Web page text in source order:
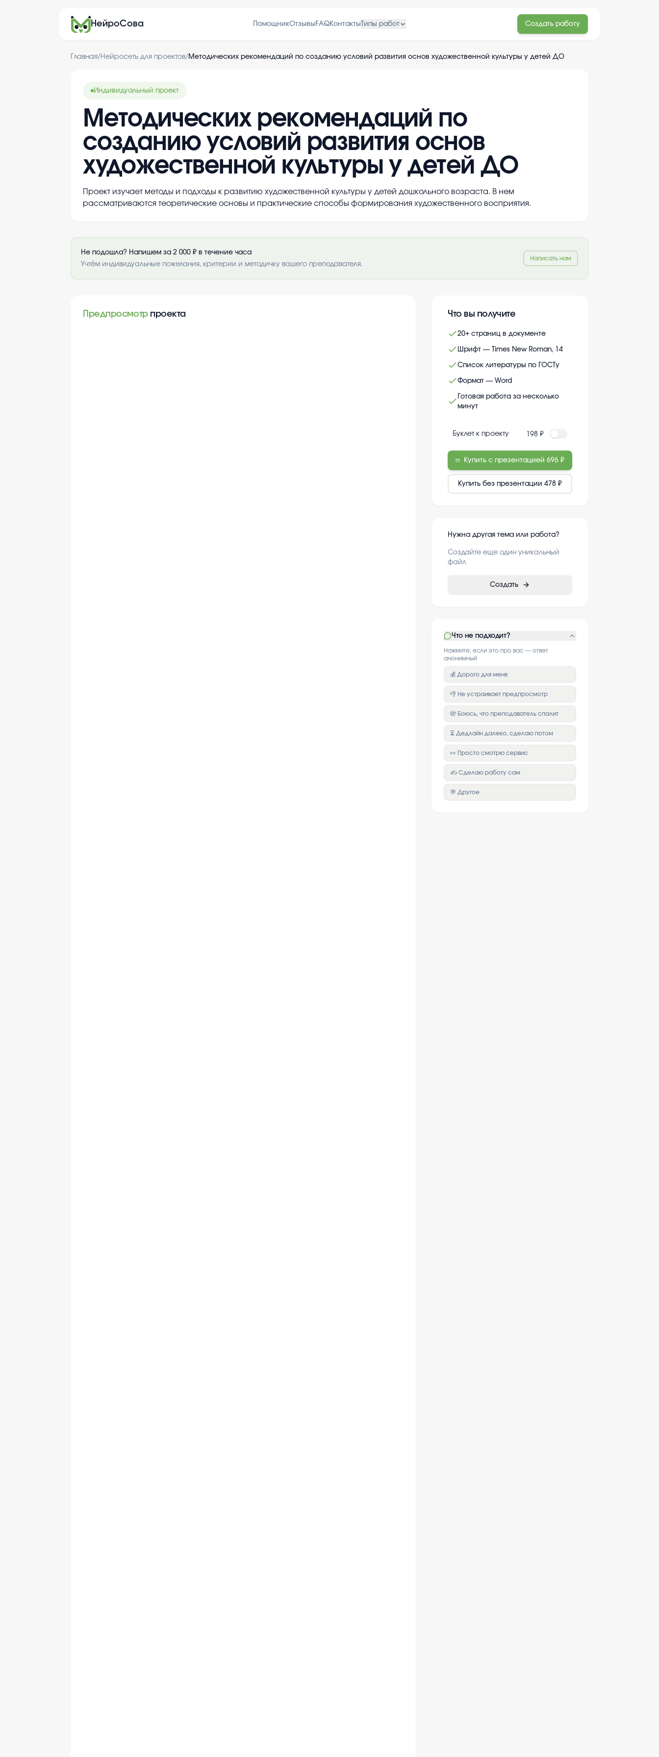
НейроСова ПомощникОтзывы FAQКонтакты Типы работ Создать работу
Главная/ Нейросеть для проектов/ Методических рекомендаций по созданию условий развития основ художественной культуры у детей ДО
Индивидуальный проект
Методических рекомендаций по
созданию условий развития основ
художественной культуры у детей ДО
Проект изучает методы и подходы к развитию художественной культуры у детей дошкольного возраста. В нем
рассматриваются теоретические основы и практические способы формирования художественного восприятия.
Не подошла? Напишем за 2 000 ₽ в течение часа
Учтём индивидуальные пожелания, критерии и методичку вашего преподавателя.
Написать нам
Предпросмотр проекта Что вы получите
20+ страниц в документе
Шрифт — Times New Roman, 14
Список литературы по ГОСТу
Формат — Word
Готовая работа за несколько
минут
Буклет к проекту 198 ₽
Купить с презентацией 696 ₽
Купить без презентации 478 ₽
Нужна другая тема или работа?
Создайте еще один уникальный
файл
Создать
Что не подходит?
Нажмите, если это про вас — ответ
анонимный
💰 Дорого для меня
👎 Не устраивает предпросмотр
🫣 Боюсь, что преподаватель спалит
⏳ Дедлайн далеко, сделаю потом
👀 Просто смотрю сервис
✍️ Сделаю работу сам
💬 Другое